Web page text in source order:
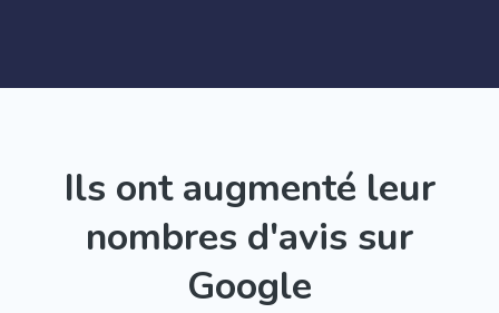
Ils ont augmenté leur
nombres d'avis sur
Google